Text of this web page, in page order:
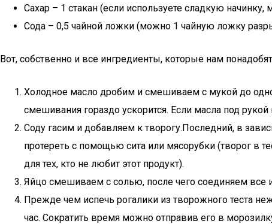
Сахар – 1 стакан (если используете сладкую
Сода – 0,5 чайной ложки (можно 1 чайную ложку
Вот, собственно и все ингредиенты, которые нам
Холодное масло дробим и смешиваем с мукой до
смешивания гораздо ускорится. Если масла под
Соду гасим и добавляем к творогу.Последний, в
протереть с помощью сита или мясорубки (творог в
для тех, кто не любит этот продукт).
Яйцо смешиваем с солью, после чего соединяем все
Прежде чем испечь рогалики из творожного теста
час. Сократить время можно отправив его в